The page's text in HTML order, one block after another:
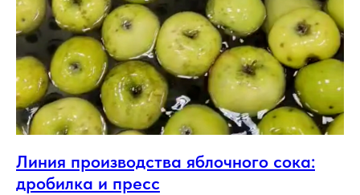
Линия производства яблочного сока:
дробилка и пресс